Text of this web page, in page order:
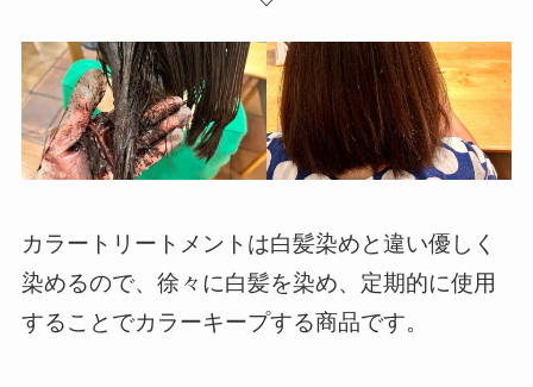
カラートリートメントは白髪染めと違い優しく
染めるので、徐々に白髪を染め、定期的に使用
することでカラーキープする商品です。